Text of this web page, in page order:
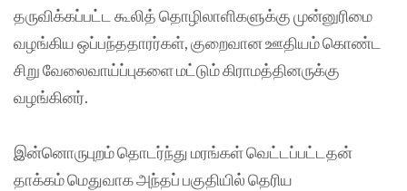
தருவிக்கப்பட்ட கூலித் தொழிலாளிகளுக்கு முன்னுரிமை
வழங்கிய ஒப்பந்ததாரர்கள், குறைவான ஊதியம் கொண்ட
சிறு வேலைவாய்ப்புகளை மட்டும் கிராமத்தினருக்கு
வழங்கினர்.
இன்னொருபுறம் தொடர்ந்து மரங்கள் வெட்டப்பட்டதன்
தாக்கம் மெதுவாக அந்தப் பகுதியில் தெரிய